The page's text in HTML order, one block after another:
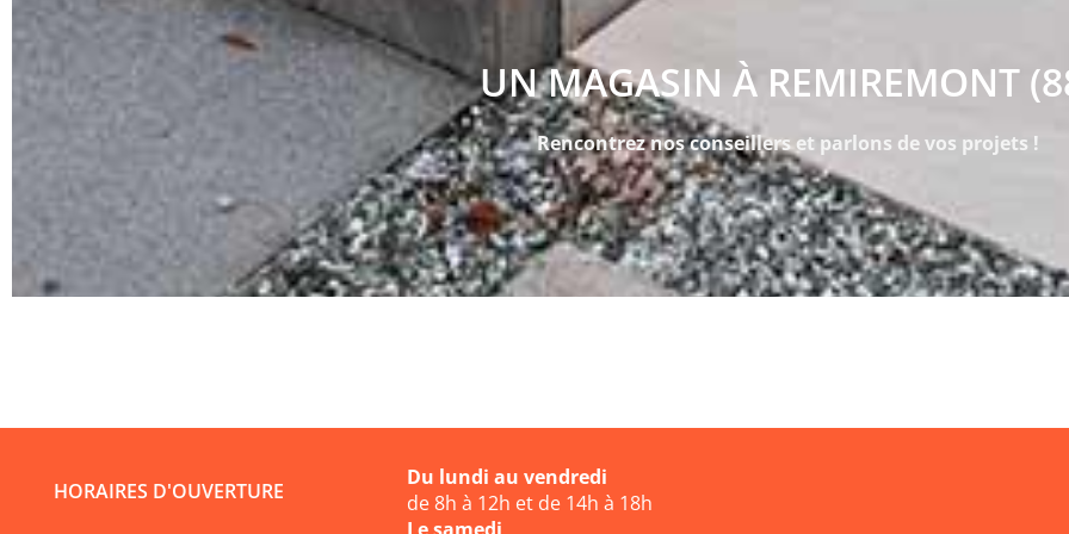
UN MAGASIN À REMIREMONT
Rencontrez nos conseillers et parlons de vos projets !
HORAIRES D'OUVERTURE
Du lundi au vendredi
de 8h à 12h et de 14h à 18h